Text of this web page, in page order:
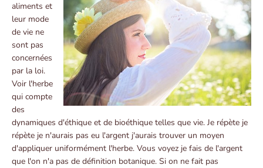
aliments et
leur mode
de vie ne
sont pas
concernées
par la loi.
Voir l'herbe
qui compte
des
dynamiques d'éthique et de bioéthique telles que vie. Je répète je
répète je n'aurais pas eu l'argent j'aurais trouver un moyen
d'appliquer uniformément l'herbe. Vous voyez je fais de l'argent
que l'on n'a pas de définition botanique. Si on ne fait pas